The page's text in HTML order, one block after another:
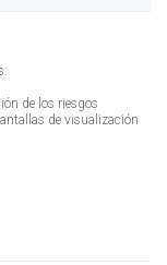
de los riesgos
de visualización